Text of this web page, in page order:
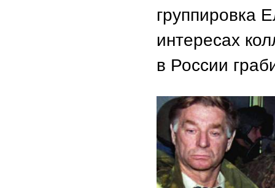
группировка
интересах
в России